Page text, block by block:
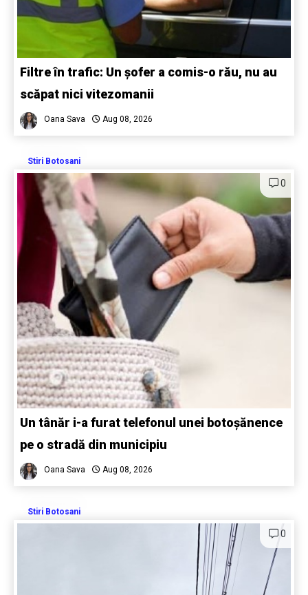
Filtre în trafic: Un șofer a comis-o rău, nu au
scăpat nici vitezomanii
Oana Sava Aug 08, 2026
Stiri Botosani
0
Un tânăr i-a furat telefonul unei botoșănence
pe o stradă din municipiu
Oana Sava Aug 08, 2026
Stiri Botosani
0